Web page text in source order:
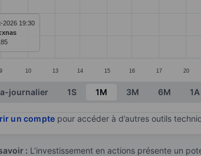
9 10 13 14 15 16 17 20
2026 19:30
interactive chart.
journalier 1S 1M 3M 6M 1A
un compte pour accéder à d’autres outils
: L’investissement en actions présente un